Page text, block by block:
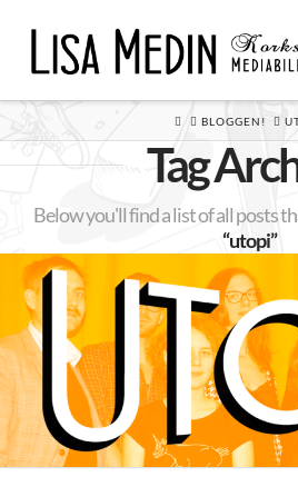
HOME
BLOGGEN!
Tag
Below you'll find a list of all posts
“utopi”